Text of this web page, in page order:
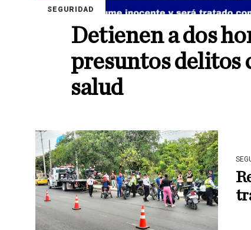
SEGURIDAD
Detienen a dos
presuntos delitos
salud